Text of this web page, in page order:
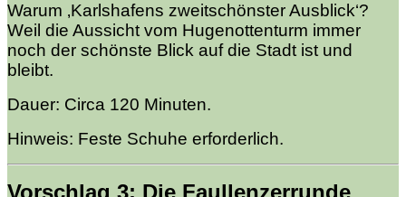
Warum ‚Karlshafens zweitschönster Ausblick‘?
Weil die Aussicht vom Hugenottenturm immer
noch der schönste Blick auf die Stadt ist und
bleibt.
Dauer: Circa 120 Minuten.
Hinweis: Feste Schuhe erforderlich.